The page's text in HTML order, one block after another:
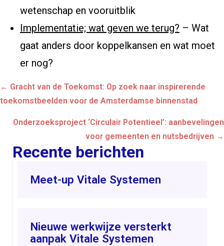
wetenschap en vooruitblik
Implementatie; wat geven we terug? – Wat
gaat anders door koppelkansen en wat moet
er nog?
Posts
navigation
← Gracht van de Toekomst: Op zoek naar inspirerende
toekomstbeelden voor de Amsterdamse binnenstad
Onderzoeksproject ‘Circulair Potentieel’: aanbevelingen
voor gemeenten en nutsbedrijven →
Recente berichten
Meet-up Vitale Systemen
Nieuwe werkwijze versterkt
aanpak Vitale Systemen